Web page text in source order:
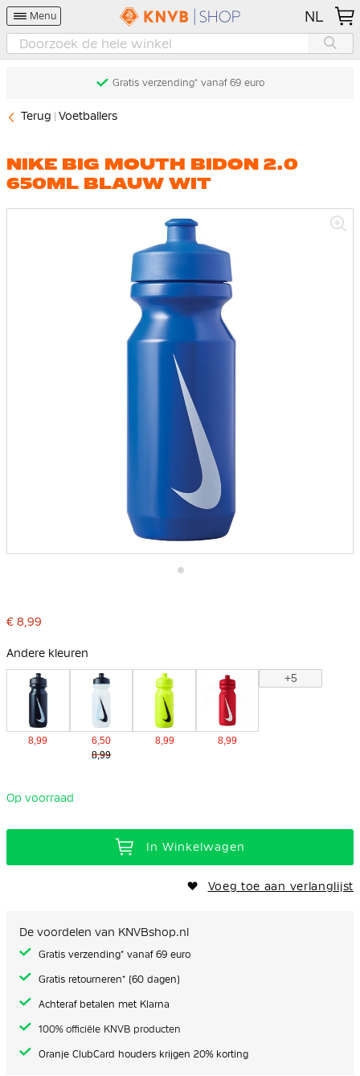
Menu NL
Gratis verzending* vanaf 69 euro
Terug Voetballers
NIKE BIG MOUTH BIDON 2.0
650ML BLAUW WIT
begin
de
€ 8,99
Andere kleuren
8,99
6,50
8,99
8,99 8,99
+5
Op voorraad
In Winkelwagen
Voeg toe aan verlanglijst
De voordelen van KNVBshop.nl
Gratis verzending* vanaf 69 euro
Gratis retourneren* (60 dagen)
Achteraf betalen met Klarna
100% officiële KNVB producten
Oranje ClubCard houders krijgen 20% korting